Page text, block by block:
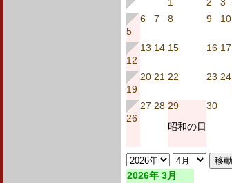
5
6 7 8 9 10
12
13 14 15 16 17
19
20 21 22 23 24
26
27 28 29
昭和の日
30
2026年 3月